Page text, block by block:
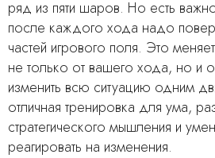
ряд из пяти шаров. Но есть
после каждого хода надо
частей игрового поля. Это
не только от вашего хода, но и
изменить всю ситуацию одним
отличная тренировка для ума,
стратегического мышления и
реагировать на изменения.